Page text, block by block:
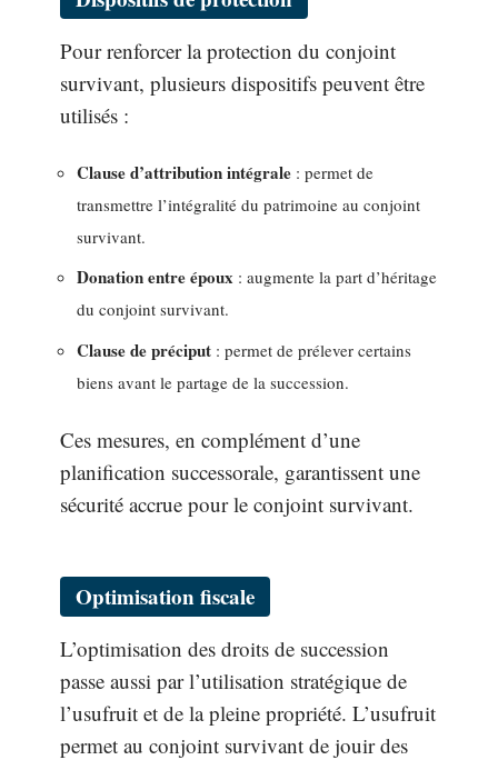
Pour renforcer la protection du conjoint
survivant, plusieurs dispositifs peuvent être
utilisés :
Clause d’attribution intégrale : permet de
transmettre l’intégralité du patrimoine au conjoint
survivant.
Donation entre époux : augmente la part d’héritage
du conjoint survivant.
Clause de préciput : permet de prélever certains
biens avant le partage de la succession.
Ces mesures, en complément d’une
planification successorale, garantissent une
sécurité accrue pour le conjoint survivant.
Optimisation fiscale
L’optimisation des droits de succession
passe aussi par l’utilisation stratégique de
l’usufruit et de la pleine propriété. L’usufruit
permet au conjoint survivant de jouir des